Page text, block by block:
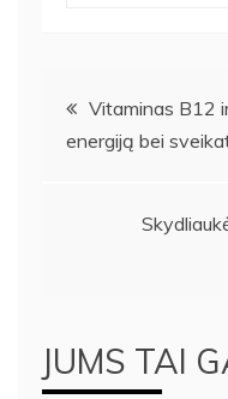
Navigacija
tarp
Vitaminas B12
energiją bei
JUMS TAI